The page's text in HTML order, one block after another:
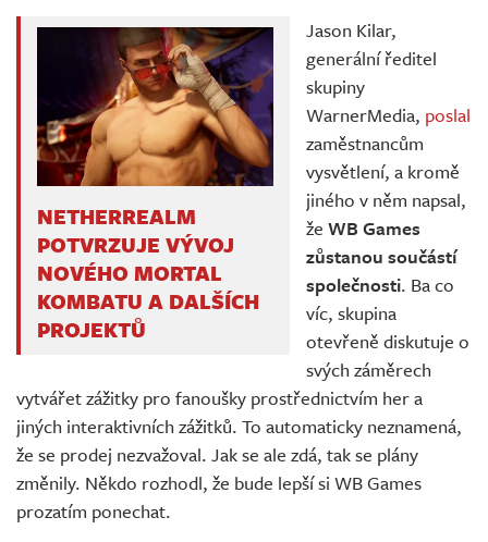
NETHERREALM
POTVRZUJE VÝVOJ
NOVÉHO MORTAL
KOMBATU A DALŠÍCH
PROJEKTŮ
Jason Kilar,
generální ředitel
skupiny
WarnerMedia, poslal
zaměstnancům
vysvětlení, a kromě
jiného v něm napsal,
že WB Games
zůstanou součástí
společnosti. Ba co
víc, skupina
otevřeně diskutuje o
svých záměrech
vytvářet zážitky pro fanoušky prostřednictvím her a
jiných interaktivních zážitků. To automaticky neznamená,
že se prodej nezvažoval. Jak se ale zdá, tak se plány
změnily. Někdo rozhodl, že bude lepší si WB Games
prozatím ponechat.